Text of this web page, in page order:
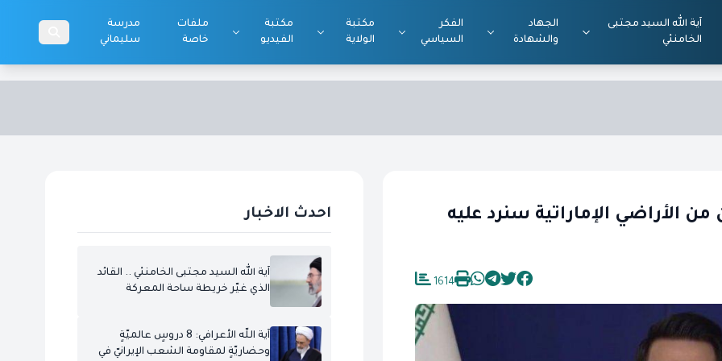
آية الله السيد مجتبى
الخامنئي
الجهاد
والشهادة
الفكر
السياسي
مكتبة
الولاية
مكتبة
الفيديو
ملفات
خاصة
مدرسة
سليماني
من الأراضي الإماراتية سنرد عليه
1614
احدث الاخبار
آية الله السيد مجتبى الخامنئي .. القائد
الذي غيّر خريطة ساحة المعركة
آية اللّه الأعرافي: 8 دروسٍ عالميّةٍ
وحضاريّةٍ لمقاومة الشعب الإيرانيّ في